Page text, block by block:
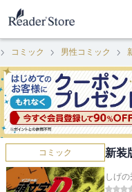
コミック 男性コミック
コミック 新装
しげ